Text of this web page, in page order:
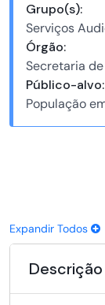
Grupo(s):
Serviços
Órgão:
Secretaria
Público-alvo:
População
Expandir Todos
Descrição